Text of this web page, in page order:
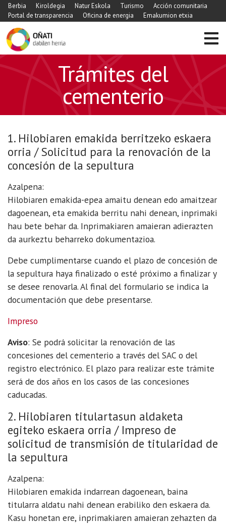
Berbia Kiroldegia Natur Eskola Turismo
Acción comunitaria
Portal de transparencia
Oficina de energia Emakumion etxia
Trámites del
cementerio
1. Hilobiaren emakida berritzeko eskaera
orria / Solicitud para la renovación de la
concesión de la sepultura
Azalpena:
Hilobiaren emakida-epea amaitu denean edo amaitzear
dagoenean, eta emakida berritu nahi denean, inprimaki
hau bete behar da. Inprimakiaren amaieran adierazten
da aurkeztu beharreko dokumentazioa.
Debe cumplimentarse cuando el plazo de concesión de
la sepultura haya finalizado o esté próximo a finalizar y
se desee renovarla. Al final del formulario se indica la
documentación que debe presentarse.
Impreso
Aviso: Se podrá solicitar la renovación de las
concesiones del cementerio a través del SAC o del
registro electrónico. El plazo para realizar este trámite
será de dos años en los casos de las concesiones
caducadas.
2. Hilobiaren titulartasun aldaketa
egiteko eskaera orria / Impreso de
solicitud de transmisión de titularidad de
la sepultura
Azalpena:
Hilobiaren emakida indarrean dagoenean, baina
titularra aldatu nahi denean erabiliko den eskaera da.
Kasu honetan ere, inprimakiaren amaieran zehazten da